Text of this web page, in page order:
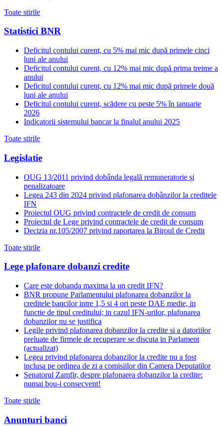
Toate stirile
Statistici BNR
Deficitul contului curent, cu 5% mai mic după primele cinci
luni ale anului
Deficitul contului curent, cu 12% mai mic după prima treime a
anului
Deficitul contului curent, cu 12% mai mic după primele două
luni ale anului
Deficitul contului curent, scădere cu peste 5% în ianuarie
2026
Indicatorii sistemului bancar la finalul anului 2025
Toate stirile
Legislatie
OUG 13/2011 privind dobânda legală remuneratorie și
penalizatoare
Legea 243 din 2024 privind plafonarea dobânzilor la creditele
IFN
Proiectul OUG privind contractele de credit de consum
Proiectul de Lege privind contractele de credit de consum
Decizia nr.105/2007 privind raportarea la Biroul de Credit
Toate stirile
Lege plafonare dobanzi credite
Care este dobanda maxima la un credit IFN?
BNR propune Parlamentului plafonarea dobanzilor la
creditele bancilor intre 1,5 si 4 ori peste DAE medie, in
functie de tipul creditului; in cazul IFN-urilor, plafonarea
dobanzilor nu se justifica
Legile privind plafonarea dobanzilor la credite si a datoriilor
preluate de firmele de recuperare se discuta in Parlament
(actualizat)
Legea privind plafonarea dobanzilor la credite nu a fost
inclusa pe ordinea de zi a comisiilor din Camera Deputatilor
Senatorul Zamfir, despre plafonarea dobanzilor la credite:
numai bou-i consecvent!
Toate stirile
Anunturi banci